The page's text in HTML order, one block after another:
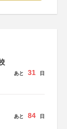
あと 31 日
あと 84 日